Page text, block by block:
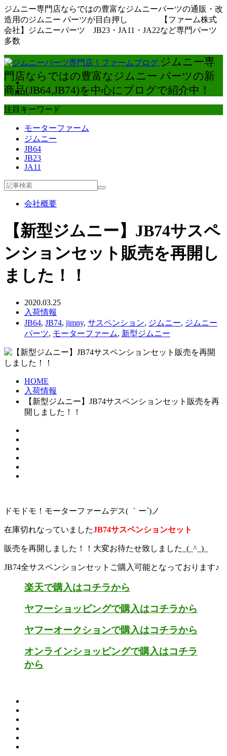
ジムニー専門店ならではの豊富なジムニーパーツの通販・改
造用のジムニー パーツが目白押し 【ファーム株式
会社】ジムニーパーツ JB23・JA11・JA22など専門パーツ
多数
ジムニー専
門店ならではの豊富なジムニー パーツの新
商品(JB64,JB74)を中心にブログで紹介中！
注目キーワード
モーターファーム
ジムニー
JB64
JB23
JA11
会社概要
【新型ジムニー】JB74サスペ
ンションセット販売を再開し
ました！！
2020.03.25
入荷情報
JB64, JB74, jimny, サスペンション, ジムニー, ジムニー
パーツ, モーターファーム, 新型ジムニー
HOME
入荷情報
【新型ジムニー】JB74サスペンションセット販売を再
開しました！！
ドモドモ！モーターファームデス( ｀ー´)ノ
在庫切れなっていましたJB74サスペンションセット
販売を再開しました！！大変お待たせ致しました_(_^_)_
JB74全サスペンションセットご購入可能となっております♪
楽天で購入はコチラから
ヤフーショッピングで購入はコチラから
ヤフーオークションで購入はコチラから
オンラインショッピングで購入はコチラ
から